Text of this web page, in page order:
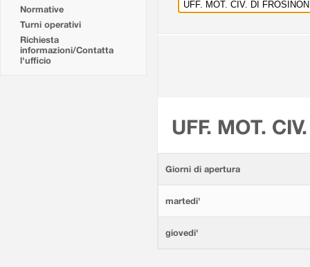
Normative
Turni operativi
Richiesta
informazioni/Contatta
l'ufficio
UFF. MOT.
Giorni di apertura
martedi'
giovedi'